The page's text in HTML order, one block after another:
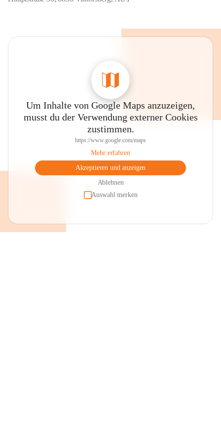
Um Inhalte von Google Maps anzuzeigen,
musst du der Verwendung externer Cookies
zustimmen.
https://www.google.com/maps
Mehr erfahren
Akzeptieren und anzeigen
Ablehnen
Auswahl merken